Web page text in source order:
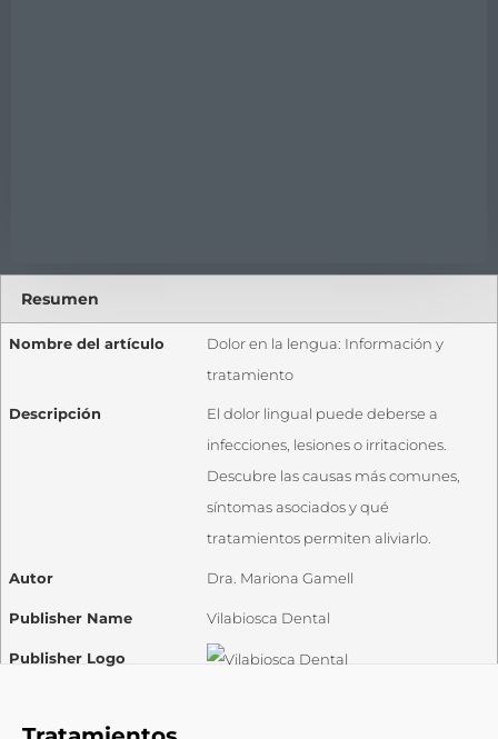
Resumen
Nombre del artículo
Dolor en la lengua: Información y
tratamiento
Descripción
El dolor lingual puede deberse a
infecciones, lesiones o irritaciones.
Descubre las causas más comunes,
síntomas asociados y qué
tratamientos permiten aliviarlo.
Autor Dra. Mariona Gamell
Publisher Name Vilabiosca Dental
Publisher Logo